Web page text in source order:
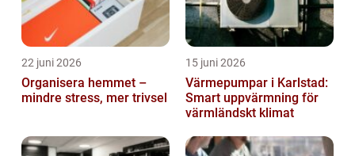
22 juni 2026
Organisera hemmet –
mindre stress, mer trivsel
15 juni 2026
Värmepumpar i Karlstad:
Smart uppvärmning för
värmländskt klimat